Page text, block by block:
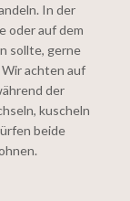
In der
oder auf dem
sollte, gerne
Wir achten auf
der
kuscheln
beide